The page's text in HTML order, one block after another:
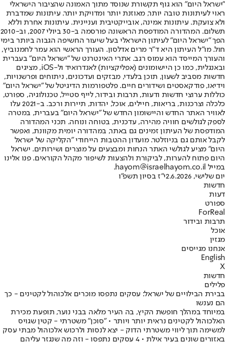
"ישראל היום" הוא גוף תקשורת שנוסד מתוך האמונה שהציבור הישראלי
ראוי לעיתונות טובה יותר, מאוזנת יותר ומדויקת יותר. עיתונות שמדברת
ולא צועקת. עיתונות אמינה, אובייקטיבית ועניינית. עיתונות אחרת וללא
תשלום. המהדורה המודפסת הראשונה פורסמה ב-30 ביולי 2007, וב-2010
הפך "ישראל היום" לעיתון הישראלי בעל שיעור החשיפה הגבוה ביותר בימי
חול. מו"ל העיתון היא ד"ר מרים אדלסון. העורך הראשי הוא עמר לחמנוביץ,
והעורך המייסד הוא עמוס רגב. אתרי האינטרנט של "ישראל היום" בעברית
ובאנגלית, כמו כן היישומונים (אפליקציות) לאנדרואיד ול-iOS, מציגים
חדשות מסביב לשעון, תוכן בלעדי, מבזקים ועדכונים, ניתוחים ופרשנויות,
וידיאו, פודקאסטים ושידורים חיים. פלטפורמות הדיגיטל של "ישראל היום"
כוללות ערוצי חדשות ודעות, תרבות ובידור, לייף סטייל, טכנולוגיה, ספורט,
כלכלה וצרכנות, בריאות, חיילים, אוכל, יהדות, תיירות ורכב. ב-2021 עלו
לאוויר האתר החדש והיישומון החדש של "ישראל היום" בעברית, במטרה
לספק לגולשים חוויה מהירה, עדכנית, בטוחה ונוחה. תכני המהדורה
המודפסת של העיתון זמינים גם באתר, במהדורה יומית מקוונת, ואפשר
לקבל אותם גם בניוזלטר. מועדון ההטבות הייחודי "הקליקה של ישראל
היום" מציע לגולשי האתר הנחות ומבצעים על מוצרים ושירותים. ישראל
היום פתוח להערות, לביקורת ולהצעות לשיפור מקהל הקוראים. פנו אלינו
במייל hayom@israelhayom.co.il.
יום שלישי, 2.6.2026
י"ז בסיון תשפ"ו
חדשות
דעות
ספורט
ForReal
תרבות ובידור
אוכל
מגזין
אנחנו מגייסים
English
X
חדשות
פלילים
בבירת הבילויים של ישראל: עסקים נתפסו מוכרים אלכוהול לקטינים - כך
הם נענשו
במיוחד במהלך חופשת הקיץ, בה העיר מלאה בבני נוער, תופעת מכירת
האלכוהול לקטינים נראית יותר ויותר • "סוכן" משטרתי - קטין שגויס
למשימה תוך ליווי משטרתי הדוק - יצא לנסות ולרכוש אלכוהול מבתי עסק
באזורים שונים בעיר אילת • 4 עסקים נתפסו - וזה מה שנגזר עליהם